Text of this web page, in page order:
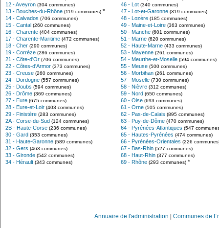
12 - Aveyron (304 communes)
13 - Bouches-du-Rhône (119 communes) *
14 - Calvados (706 communes)
15 - Cantal (260 communes)
16 - Charente (404 communes)
17 - Charente-Maritime (472 communes)
18 - Cher (290 communes)
19 - Corrèze (286 communes)
21 - Côte-d'Or (706 communes)
22 - Côtes-d'Armor (373 communes)
23 - Creuse (260 communes)
24 - Dordogne (557 communes)
25 - Doubs (594 communes)
26 - Drôme (369 communes)
27 - Eure (675 communes)
28 - Eure-et-Loir (403 communes)
29 - Finistère (283 communes)
2A - Corse-du-Sud (124 communes)
2B - Haute-Corse (236 communes)
30 - Gard (353 communes)
31 - Haute-Garonne (589 communes)
32 - Gers (463 communes)
33 - Gironde (542 communes)
34 - Hérault (343 communes)
46 - Lot (340 communes)
47 - Lot-et-Garonne (319 communes)
48 - Lozère (185 communes)
49 - Maine-et-Loire (363 communes)
50 - Manche (601 communes)
51 - Marne (620 communes)
52 - Haute-Marne (433 communes)
53 - Mayenne (261 communes)
54 - Meurthe-et-Moselle (594 communes)
55 - Meuse (500 communes)
56 - Morbihan (261 communes)
57 - Moselle (730 communes)
58 - Nièvre (312 communes)
59 - Nord (650 communes)
60 - Oise (693 communes)
61 - Orne (505 communes)
62 - Pas-de-Calais (895 communes)
63 - Puy-de-Dôme (470 communes)
64 - Pyrénées-Atlantiques (547
65 - Hautes-Pyrénées (474 communes)
66 - Pyrénées-Orientales (226
67 - Bas-Rhin (527 communes)
68 - Haut-Rhin (377 communes)
69 - Rhône (293 communes) *
Annuaire de l'administration Communes de